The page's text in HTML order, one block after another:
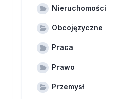
Nieruchomości
Obcojęzyczne
Praca
Prawo
Przemysł